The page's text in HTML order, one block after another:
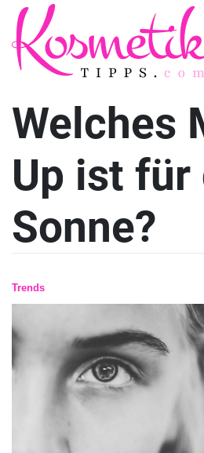
Welches
Up ist für
Sonne?
Trends